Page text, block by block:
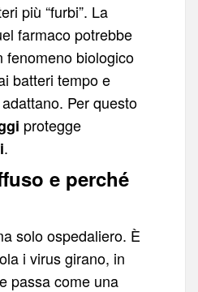
più “furbi”. La
farmaco potrebbe
fenomeno biologico
batteri tempo e
Per questo
protegge
.
e perché
solo ospedaliero. È
i virus girano, in
passa come una